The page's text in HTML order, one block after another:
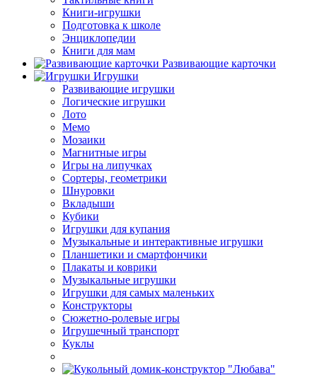
Книги-игрушки
Подготовка к школе
Энциклопедии
Книги для мам
Развивающие карточки
Игрушки
Развивающие игрушки
Логические игрушки
Лото
Мемо
Мозаики
Магнитные игры
Игры на липучках
Сортеры, геометрики
Шнуровки
Вкладыши
Кубики
Игрушки для купания
Музыкальные и интерактивные игрушки
Планшетики и смартфончики
Плакаты и коврики
Музыкальные игрушки
Игрушки для самых маленьких
Конструкторы
Сюжетно-ролевые игры
Игрушечный транспорт
Куклы